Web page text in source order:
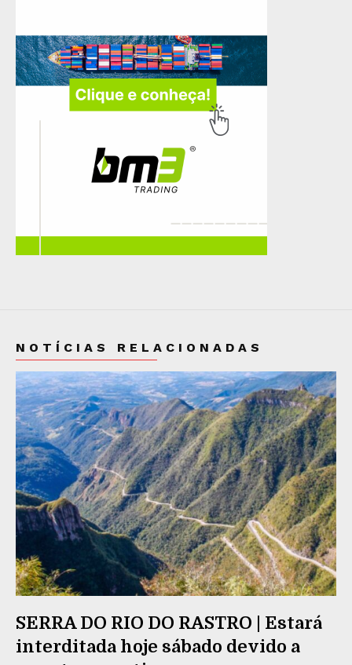
NOTÍCIAS RELACIONADAS
SERRA DO RIO DO RASTRO | Estará
interditada hoje sábado devido a